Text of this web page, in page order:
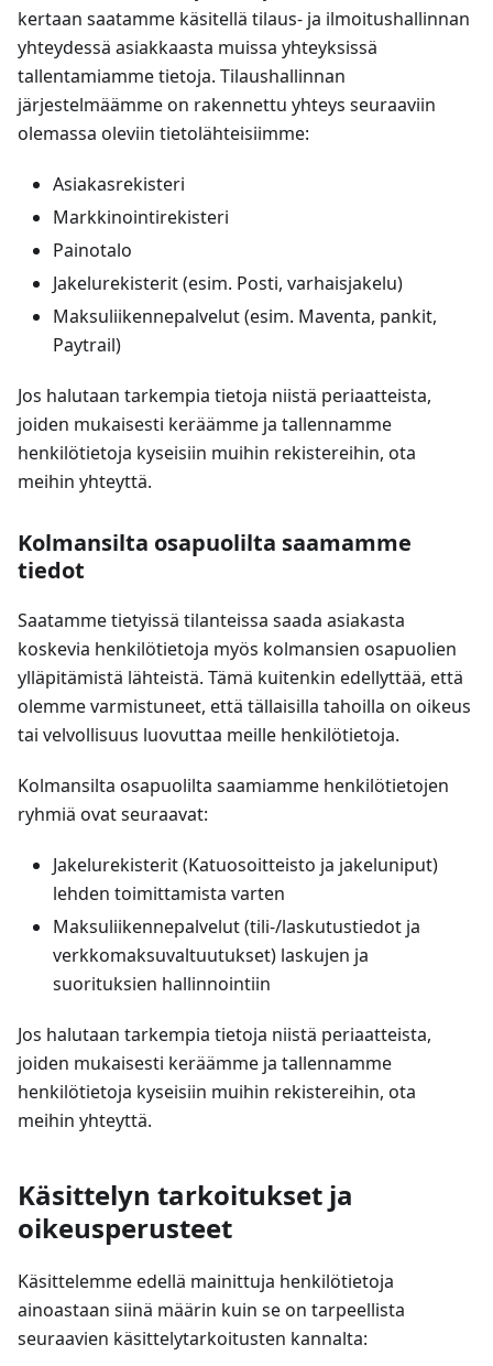
kertaan saatamme käsitellä tilaus- ja ilmoitushallinnan
yhteydessä asiakkaasta muissa yhteyksissä
tallentamiamme tietoja. Tilaushallinnan
järjestelmäämme on rakennettu yhteys seuraaviin
olemassa oleviin tietolähteisiimme:
Asiakasrekisteri
Markkinointirekisteri
Painotalo
Jakelurekisterit (esim. Posti, varhaisjakelu)
Maksuliikennepalvelut (esim. Maventa, pankit,
Paytrail)
Jos halutaan tarkempia tietoja niistä periaatteista,
joiden mukaisesti keräämme ja tallennamme
henkilötietoja kyseisiin muihin rekistereihin, ota
meihin yhteyttä.
Kolmansilta osapuolilta saamamme
tiedot
Saatamme tietyissä tilanteissa saada asiakasta
koskevia henkilötietoja myös kolmansien osapuolien
ylläpitämistä lähteistä. Tämä kuitenkin edellyttää, että
olemme varmistuneet, että tällaisilla tahoilla on oikeus
tai velvollisuus luovuttaa meille henkilötietoja.
Kolmansilta osapuolilta saamiamme henkilötietojen
ryhmiä ovat seuraavat:
Jakelurekisterit (Katuosoitteisto ja jakeluniput)
lehden toimittamista varten
Maksuliikennepalvelut (tili-/laskutustiedot ja
verkkomaksuvaltuutukset) laskujen ja
suorituksien hallinnointiin
Jos halutaan tarkempia tietoja niistä periaatteista,
joiden mukaisesti keräämme ja tallennamme
henkilötietoja kyseisiin muihin rekistereihin, ota
meihin yhteyttä.
Käsittelyn tarkoitukset ja
oikeusperusteet
Käsittelemme edellä mainittuja henkilötietoja
ainoastaan siinä määrin kuin se on tarpeellista
seuraavien käsittelytarkoitusten kannalta: